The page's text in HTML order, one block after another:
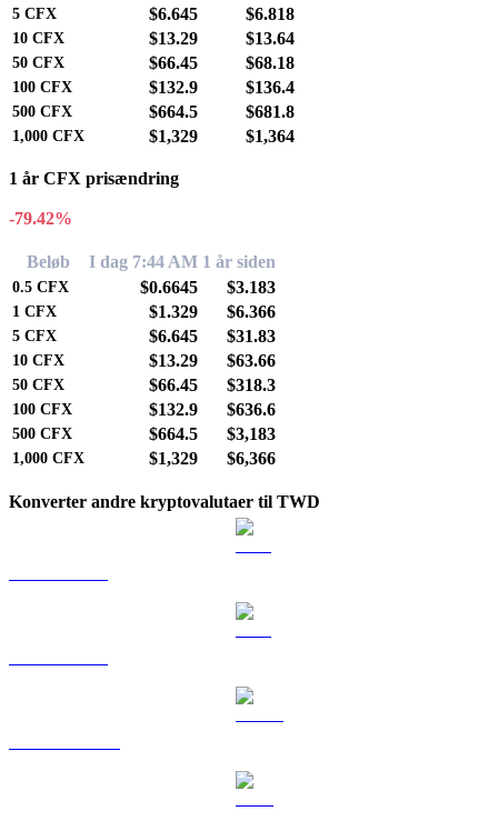
5 CFX $6.645 $6.818
10 CFX $13.29 $13.64
50 CFX $66.45 $68.18
100 CFX $132.9 $136.4
500 CFX $664.5 $681.8
1,000 CFX $1,329 $1,364
1 år CFX prisændring
-79.42%
Beløb I dag 7:44 AM 1 år siden
0.5 CFX $0.6645 $3.183
1 CFX $1.329 $6.366
5 CFX $6.645 $31.83
10 CFX $13.29 $63.66
50 CFX $66.45 $318.3
100 CFX $132.9 $636.6
500 CFX $664.5 $3,183
1,000 CFX $1,329 $6,366
Konverter andre kryptovalutaer til TWD